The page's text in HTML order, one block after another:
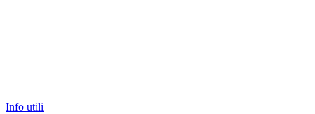
Info utili